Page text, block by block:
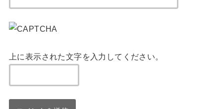
上に表示された文字を入力してください。